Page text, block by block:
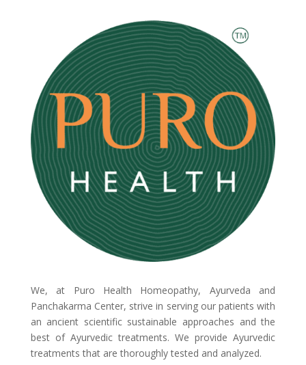
We, at Puro Health Homeopathy, Ayurveda and
Panchakarma Center, strive in serving our patients with
an ancient scientific sustainable approaches and the
best of Ayurvedic treatments. We provide Ayurvedic
treatments that are thoroughly tested and analyzed.